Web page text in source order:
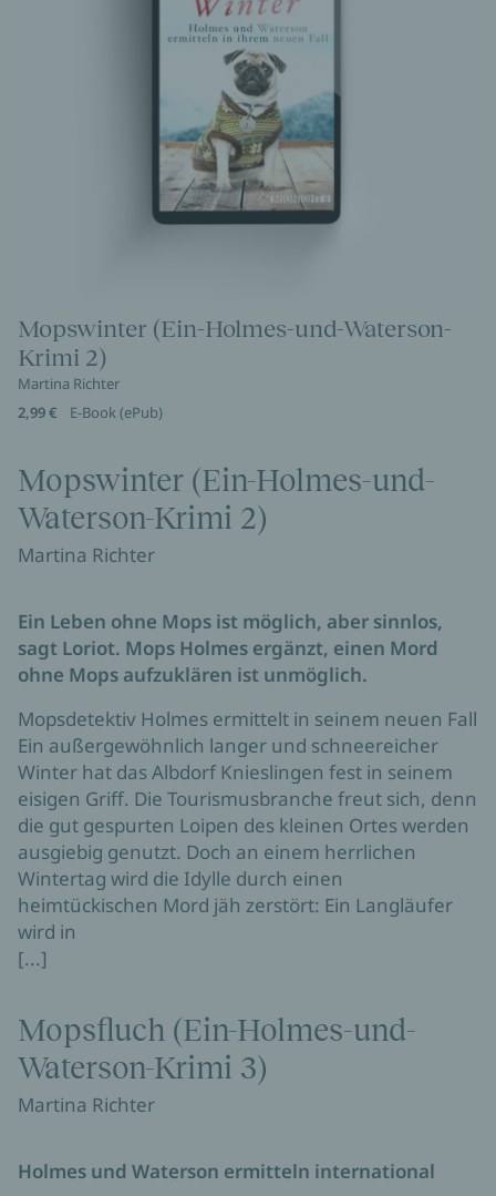
Mopswinter (Ein-Holmes-und-Waterson-
Krimi 2)
Martina Richter
2,99 €
E-Book (ePub)
Mopswinter (Ein-Holmes-und-
Waterson-Krimi 2)
Martina Richter
Ein Leben ohne Mops ist möglich, aber sinnlos,
sagt Loriot. Mops Holmes ergänzt, einen Mord
ohne Mops aufzuklären ist unmöglich.
Mopsdetektiv Holmes ermittelt in seinem neuen Fall
Ein außergewöhnlich langer und schneereicher
Winter hat das Albdorf Knieslingen fest in seinem
eisigen Griff. Die Tourismusbranche freut sich, denn
die gut gespurten Loipen des kleinen Ortes werden
ausgiebig genutzt. Doch an einem herrlichen
Wintertag wird die Idylle durch einen
heimtückischen Mord jäh zerstört: Ein Langläufer
wird in
[...]
Mopsfluch (Ein-Holmes-und-
Waterson-Krimi 3)
Martina Richter
Holmes und Waterson ermitteln international